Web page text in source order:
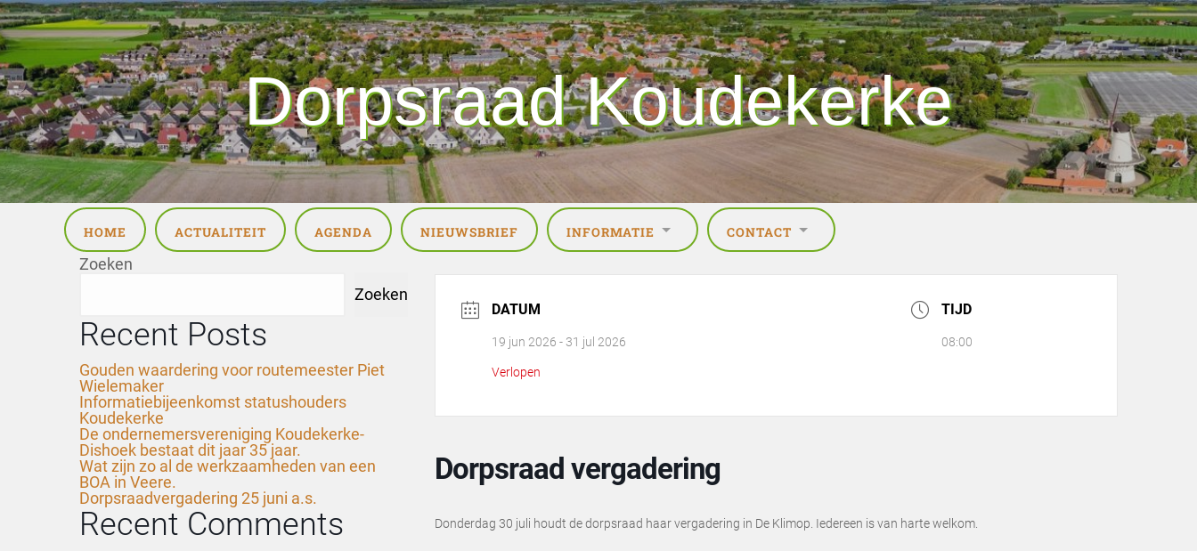
Dorpsraad Koudekerke
HOME ACTUALITEIT AGENDA NIEUWSBRIEF INFORMATIE CONTACT
Zoeken
Zoeken
Recent Posts
Gouden waardering voor routemeester Piet
Wielemaker
Informatiebijeenkomst statushouders
Koudekerke
De ondernemersvereniging Koudekerke-
Dishoek bestaat dit jaar 35 jaar.
Wat zijn zo al de werkzaamheden van een
BOA in Veere.
Dorpsraadvergadering 25 juni a.s.
Recent Comments
DATUM
19 jun 2026 - 31 jul 2026
Verlopen
TIJD
08:00
Dorpsraad vergadering
Donderdag 30 juli houdt de dorpsraad haar vergadering in De Klimop. Iedereen is van harte welkom.